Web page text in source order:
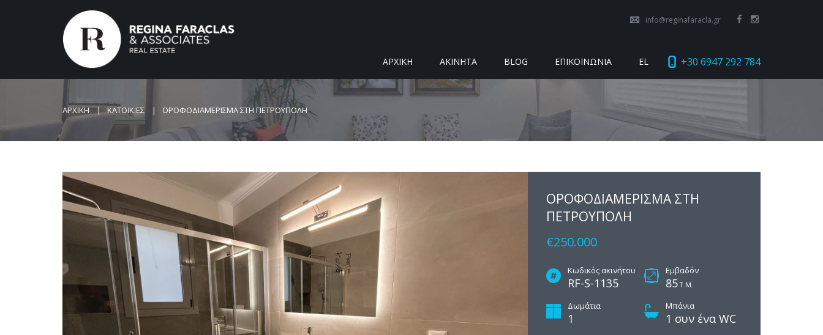
info@reginafaracla.gr
+30 6947 292 784
ΑΡΧΙΚΗ ΑΚΙΝΗΤΑ BLOG ΕΠΙΚΟΙΝΩΝΙΑ EL
ΑΡΧΙΚΗ ΚΑΤΟΙΚΙΕΣ ΟΡΟΦΟΔΙΑΜΕΡΙΣΜΑ ΣΤΗ ΠΕΤΡΟΥΠΟΛΗ
ΟΡΟΦΟΔΙΑΜΕΡΙΣΜΑ ΣΤΗ
ΠΕΤΡΟΥΠΟΛΗ
€250.000
Κωδικός ακινήτου
RF-S-1135
Εμβαδόν
85Τ.Μ.
Δωμάτια
1
Μπάνια
1 συν ένα WC